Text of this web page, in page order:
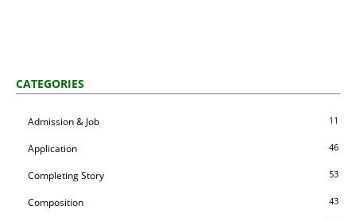
CATEGORIES
Admission & Job 11
Application 46
Completing Story 53
Composition 43